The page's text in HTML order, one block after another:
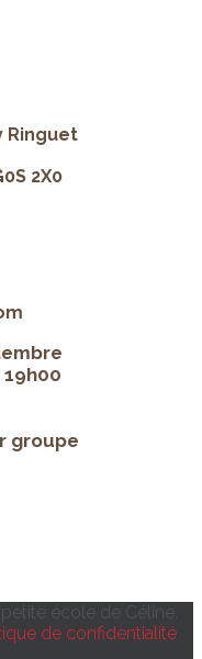
Ringuet
2X0
groupe
école de Céline.
de confidentialité